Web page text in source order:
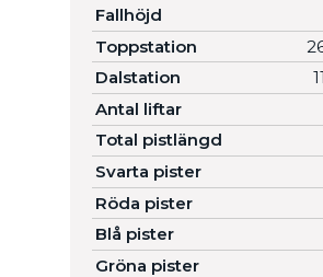
Fallhöjd
Toppstation
Dalstation
Antal liftar
Total pistlängd
Svarta pister
Röda pister
Blå pister
Gröna pister